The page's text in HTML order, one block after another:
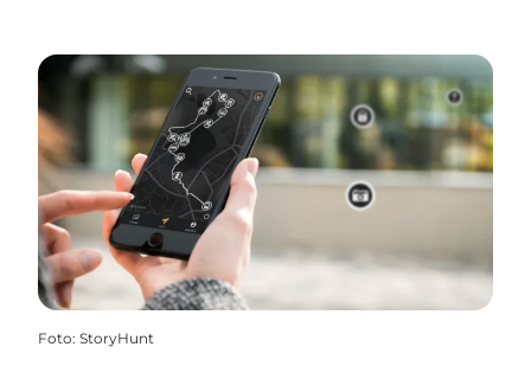
Foto: StoryHunt